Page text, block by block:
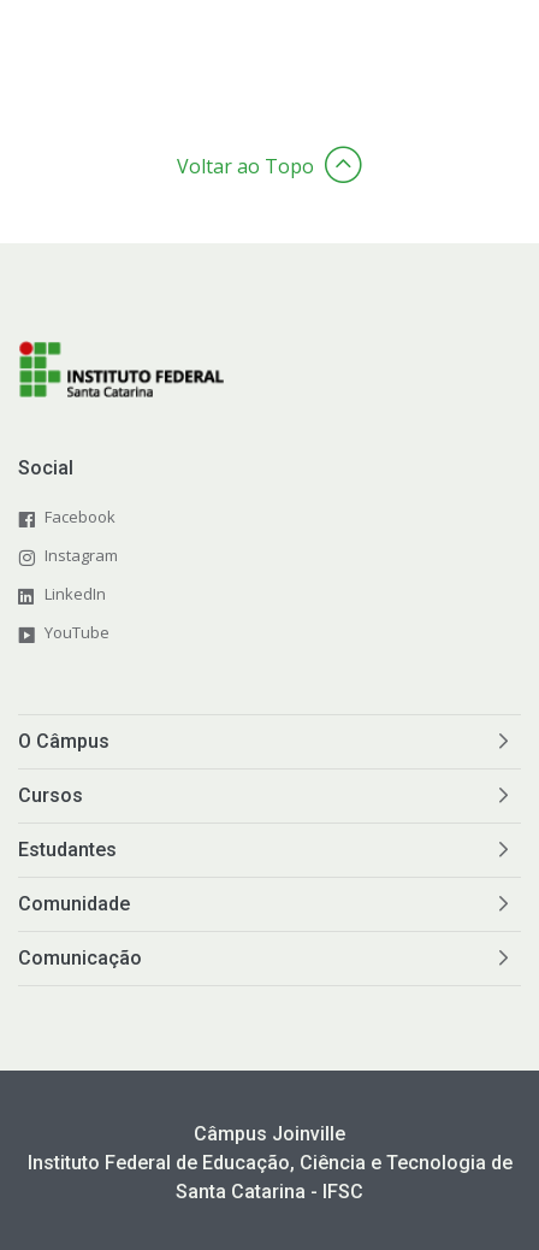
Voltar ao Topo
Social
Facebook
Instagram
LinkedIn
YouTube
O Câmpus
Cursos
Estudantes
Comunidade
Comunicação
Câmpus Joinville
Instituto Federal de Educação, Ciência e Tecnologia de
Santa Catarina - IFSC